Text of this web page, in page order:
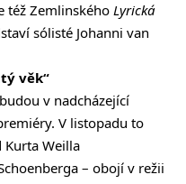
též Zemlinského Lyrická
sólisté Johanni van
věk“
budou v nadcházející
V listopadu to
Kurta Weilla
– obojí v režii